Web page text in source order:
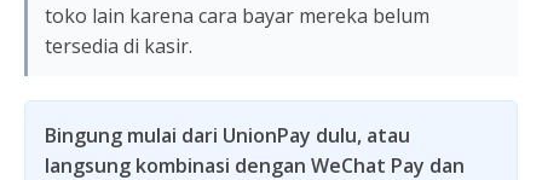
toko lain karena cara bayar mereka belum
tersedia di kasir.
Bingung mulai dari UnionPay dulu, atau
langsung kombinasi dengan WeChat Pay dan